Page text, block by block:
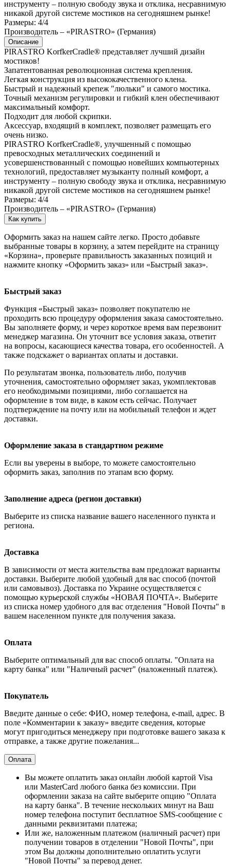
инструменту – полную свободу звука и отклика, несравнимую
никакой другой системе мостиков на сегодняшнем рынке!
Размеры: 4/4
Производитель – «PIRASTRO» (Германия)
Описание
PIRASTRO KorfkerCradle® представляет лучший дизайн
мостиков!
Запатентованная революционная система крепления.
Легкая конструкция из высококачественного клена.
Быстрый и надежный крепеж "люльки" и самого мостика.
Точный механизм регулировки и гибкий клен обеспечивают
максимальный комфорт.
Подходит для любой скрипки.
Аксессуар, входящий в комплект, позволяет размещать его
очень низко.
PIRASTRO KorfkerCradle®, улучшенный с помощью
превосходных металлических соединений и
усовершенствованный с помощью новейших компьютерных
технологий, предоставляет музыканту полный комфорт, а
инструменту – полную свободу звука и отклика, несравнимую
никакой другой системе мостиков на сегодняшнем рынке!
Размеры: 4/4
Производитель – «PIRASTRO» (Германия)
Как купить
Оформить заказ на нашем сайте легко. Просто добавьте
выбранные товары в корзину, а затем перейдите на страницу
«Корзина», проверьте правильность заказанных позиций и
нажмите кнопку «Оформить заказ» или «Быстрый заказ».
Быстрый заказ
Функция «Быстрый заказ» позволяет покупателю не
проходить всю процедуру оформления заказа самостоятельно.
Вы заполняете форму, и через короткое время вам перезвонит
менеджер магазина. Он уточнит все условия заказа, ответит
на вопросы, касающиеся качества товара, его особенностей. А
также подскажет о вариантах оплаты и доставки.
По результатам звонка, пользователь либо, получив
уточнения, самостоятельно оформляет заказ, укомплектовав
его необходимыми позициями, либо соглашается на
оформление в том виде, в каком есть сейчас. Получает
подтверждение на почту или на мобильный телефон и ждет
доставки.
Оформление заказа в стандартном режиме
Если вы уверены в выборе, то можете самостоятельно
оформить заказ, заполнив по этапам всю форму.
Заполнение адреса (регион доставки)
Выберите из списка название вашего населенного пункта и
региона.
Доставка
В зависимости от места жительства вам предложат варианты
доставки. Выберите любой удобный для вас способ (почтой
или самовывоз). Доставка по Украине осуществляется с
помощью курьерской службы «НОВАЯ ПОЧТА». Выберите
из списка номер удобного для вас отделения "Новой Почты" в
вашем населенном пункте для получения заказа.
Оплата
Выберите оптимальный для вас способ оплаты. "Оплата на
карту банка" или "Наличный расчет" (наложенный платеж).
Покупатель
Введите данные о себе: ФИО, номер телефона, e-mail, адрес. В
поле «Комментарии к заказу» введите сведения, которые
могут пригодиться менеджеру при подготовке вашего заказа к
отправке, а также другие пожелания...
Оплата
Вы можете оплатить заказ онлайн любой картой Visa
или MasterCard любого банка без комиссии. При
оформлении заказа на сайте выберите опцию "Оплата
на карту банка". В течение нескольких минут на Ваш
номер телефона поступит бесплатное SMS-сообщение с
данными реквизитами платежа;
Или же, наложенным платежом (наличный расчет) при
получении товаров в отделении "Новой Почты", при
этом Вы должны дополнительно оплатить услуги
"Новой Почты" за перевод денег.